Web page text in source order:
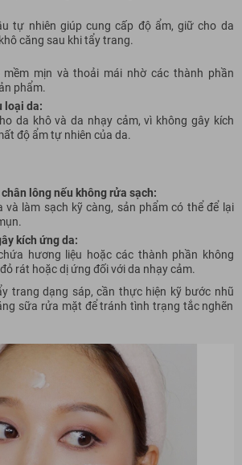
tự nhiên giúp cung cấp độ ẩm, giữ cho da
căng sau khi tẩy trang.
mềm mịn và thoải mái nhờ các thành phần
phẩm.
loại da:
da khô và da nhạy cảm, vì không gây kích
độ ẩm tự nhiên của da.
lông nếu không rửa sạch:
và làm sạch kỹ càng, sản phẩm có thể để lại
.
kích ứng da:
hương liệu hoặc các thành phần không
rát hoặc dị ứng đối với da nhạy cảm.
trang dạng sáp, cần thực hiện kỹ bước nhũ
sữa rửa mặt để tránh tình trạng tắc nghẽn